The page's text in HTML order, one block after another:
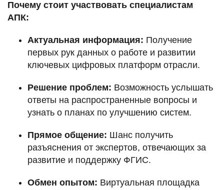
Почему стоит участвовать специалистам
АПК:
Актуальная информация: Получение
первых рук данных о работе и развитии
ключевых цифровых платформ отрасли.
Решение проблем: Возможность услышать
ответы на распространенные вопросы и
узнать о планах по улучшению систем.
Прямое общение: Шанс получить
разъяснения от экспертов, отвечающих за
развитие и поддержку ФГИС.
Обмен опытом: Виртуальная площадка